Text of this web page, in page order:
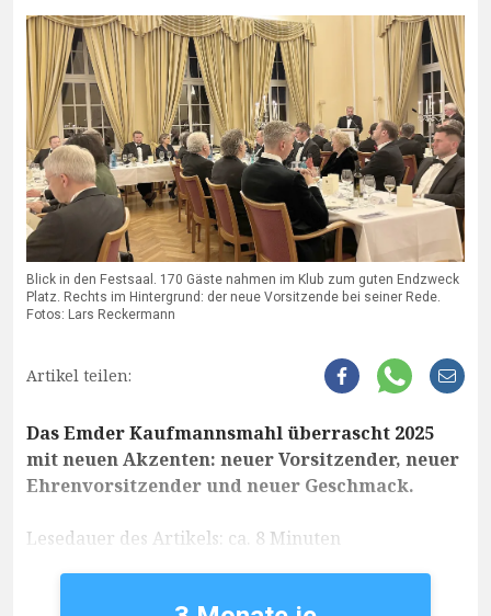
Blick in den Festsaal. 170 Gäste nahmen im Klub zum guten Endzweck
Platz. Rechts im Hintergrund: der neue Vorsitzende bei seiner Rede.
Fotos: Lars Reckermann
Artikel teilen:
Das Emder Kaufmannsmahl überrascht 2025
mit neuen Akzenten: neuer Vorsitzender, neuer
Ehrenvorsitzender und neuer Geschmack.
Lesedauer des Artikels: ca. 8 Minuten